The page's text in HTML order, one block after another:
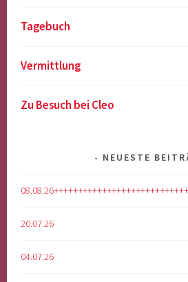
Tagebuch
Vermittlung
Zu Besuch bei Cleo
NEUESTE
20.07.26
04.07.26